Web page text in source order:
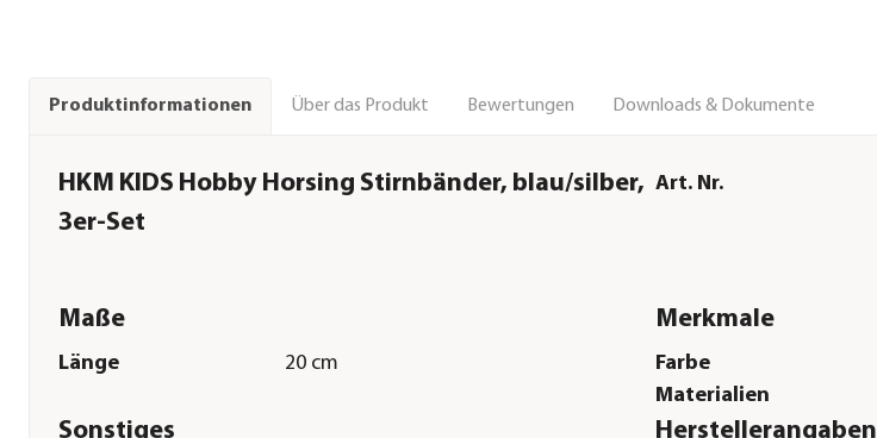
Produktinformationen Über das Produkt Bewertungen Downloads & Dokumente
HKM KIDS Hobby Horsing Stirnbänder, blau/silber,
3er-Set
Art. Nr.
Maße
Länge 20 cm
Merkmale
Farbe
Materialien
Sonstiges Herstellerangaben